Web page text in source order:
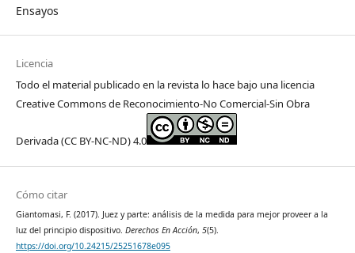
Ensayos
Licencia
Todo el material publicado en la revista lo hace bajo una licencia
Creative Commons de Reconocimiento-No Comercial-Sin Obra
Derivada (CC BY-NC-ND) 4.0
Cómo citar
Giantomasi, F. (2017). Juez y parte: análisis de la medida para mejor proveer a la
luz del principio dispositivo. Derechos En Acción, 5(5).
https://doi.org/10.24215/25251678e095